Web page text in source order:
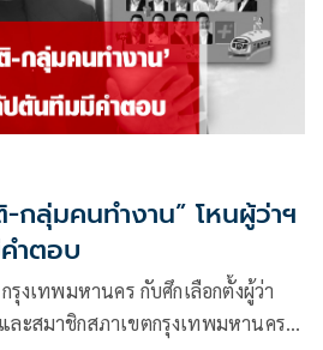
กลุ่มคนทำงาน” โหนผู้ว่าฯ
ำตอบ
รุงเทพมหานคร กับศึกเลือกตั้งผู้ว่า
ละสมาชิกสภาเขตกรุงเทพมหานคร